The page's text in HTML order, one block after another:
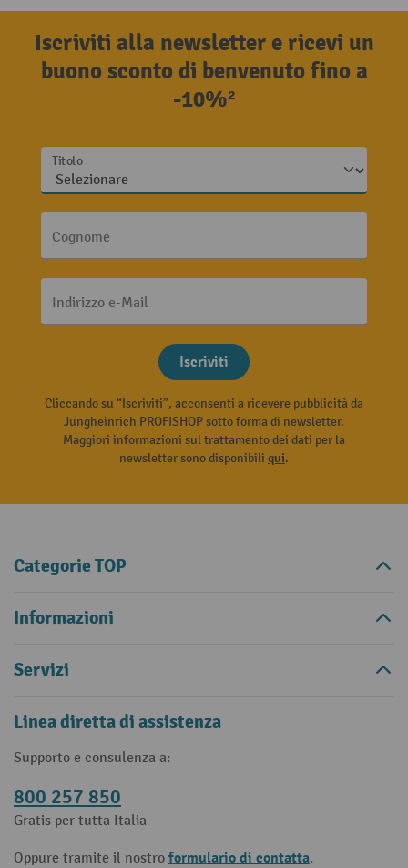
Iscriviti alla newsletter e ricevi un
buono sconto di benvenuto fino a
-10%²
Titolo
Cognome
Indirizzo e-Mail
Iscriviti
Cliccando su “Iscriviti”, acconsenti a ricevere pubblicità da
Jungheinrich PROFISHOP sotto forma di newsletter.
Maggiori informazioni sul trattamento dei dati per la
newsletter sono disponibili qui.
Categorie TOP
Informazioni
Servizi
Linea diretta di assistenza
Supporto e consulenza a:
800 257 850
Gratis per tutta Italia
Oppure tramite il nostro formulario di contatta.